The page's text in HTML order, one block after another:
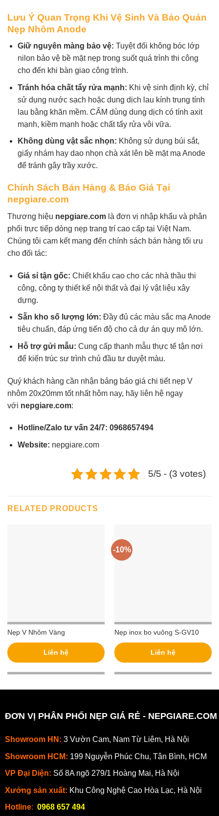
Lưu Ý Quan Trọng Khi Vệ Sinh Và Bảo Quản
Nẹp Nhôm Anode
Giữ nguyên màng bảo vệ: Tuyệt đối không bóc lớp
nilon bảo vệ bề mặt nẹp trong suốt quá trình thi công
cho đến khi bàn giao công trình.
Tránh hóa chất tẩy rửa mạnh: Khi vệ sinh định kỳ, chỉ
sử dụng nước sạch hoặc dung dịch lau kính trung tính
lau bằng khăn mềm. CẤM dùng dung dịch có tính axit
mạnh, kiềm mạnh hoặc chất tẩy rửa vôi vữa.
Không dùng vật sắc nhọn: Không sử dụng búi sắt,
giấy nhám hay dao nhọn chà xát lên bề mặt mạ Anode
để tránh gây trầy xước.
Chính Sách Bán Hàng & Báo Giá Tại
nepgiare.com
Thương hiệu nepgiare.com là đơn vị nhập khẩu và phân
phối trực tiếp dòng nẹp trang trí cao cấp tại Việt Nam.
Chúng tôi cam kết mang đến chính sách bán hàng tối ưu
cho đối tác:
Giá sỉ tận gốc: Chiết khấu cao cho các nhà thầu thi
công, công ty thiết kế nội thất và đại lý vật liệu xây
dựng.
Sẵn kho số lượng lớn: Đầy đủ các màu sắc mạ Anode
tiêu chuẩn, đáp ứng tiến độ cho cả dự án quy mô lớn.
Hỗ trợ gửi mẫu: Cung cấp thanh mẫu thực tế tận nơi
để kiến trúc sư trình chủ đầu tư duyệt màu.
Quý khách hàng cần nhận bảng báo giá chi tiết nẹp V
nhôm 20x20mm tốt nhất hôm nay, hãy liên hệ ngay
với nepgiare.com:
Hotline/Zalo tư vấn 24/7: 0968657494
Website: nepgiare.com
5/5 - (3 votes)
RELATED PRODUCTS
Nẹp V Nhôm Vàng
Liên hệ
-10%
Nẹp inox bo vuông S-GV10
Liên hệ
ĐƠN VỊ PHÂN PHỐI NẸP GIÁ RẺ - NEPGIARE.COM
Showroom HN: 3 Vườn Cam, Nam Từ Liêm, Hà Nội
Showroom HCM: 199 Nguyễn Phúc Chu, Tân Bình, HCM
VP Đại Diện: Số 8A ngõ 279/1 Hoàng Mai, Hà Nội
Xưởng sản xuất: Khu Công Nghệ Cao Hòa Lạc, Hà Nội
Hotline: 0968 657 494